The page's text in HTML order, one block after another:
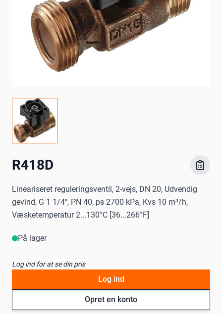
R418D
Lineariseret reguleringsventil, 2-vejs, DN 20, Udvendig
gevind, G 1 1/4", PN 40, ps 2700 kPa, Kvs 10 m³/h,
Væsketemperatur 2...130°C [36...266°F]
På lager
Log ind for at se din pris
Opret en konto
Log ind